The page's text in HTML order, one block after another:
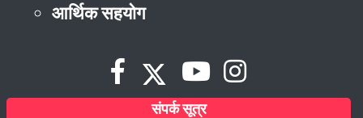
आर्थिक सहयोग
संपर्क सूत्र